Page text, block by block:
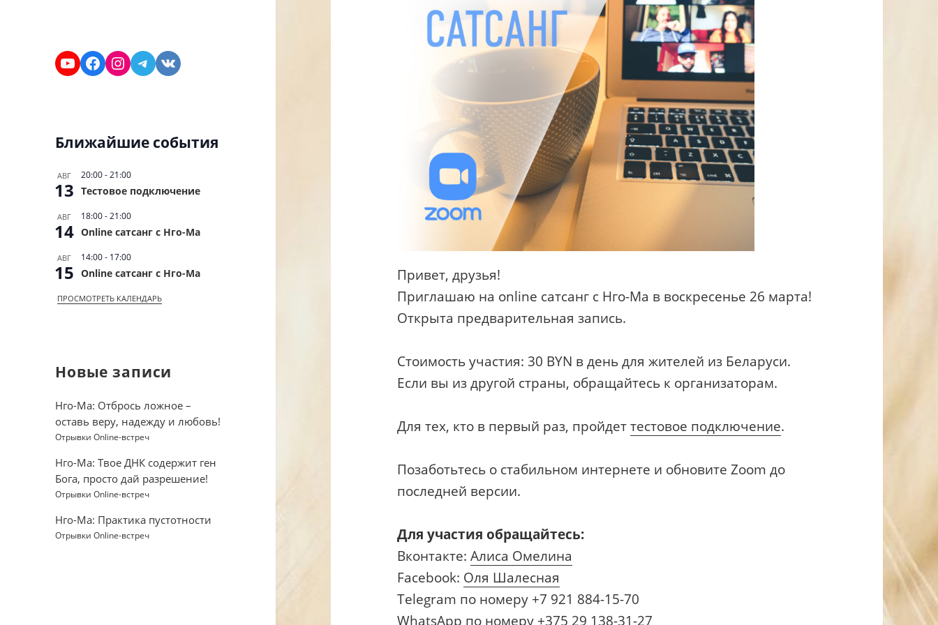
Facebook
Instagram
Telegram
VK
Ближайшие события
АВГ
13
20:00-21:00
Тестовое подключение
АВГ
14
18:00-21:00
Online сатсанг с Нго-Ма
АВГ
15
14:00- 17:00
Online сатсанг с Нго-Ма
ПРОСМОТРЕТЬ КАЛЕНДАРЬ
Новые записи
Нго-Ма: Отбрось ложное –
оставь веру, надежду и любовь!
Отрывки Online-встреч
Нго-Ма: Твое ДНК содержит ген
Бога, просто дай разрешение!
Отрывки Online-встреч
Нго-Ма: Практика пустотности
Отрывки Online-встреч
Привет, друзья!
Приглашаю на online сатсанг с Нго-Ма в воскресенье 26 марта!
Открыта предварительная запись.
Стоимость участия: 30 BYN в день для жителей из Беларуси.
Если вы из другой страны, обращайтесь к организаторам.
Для тех, кто в первый раз, пройдеттестовое подключение.
Позаботьтесь о стабильном интернете и обновите Zoom до
последней версии.
Для участия обращайтесь:
Вконтакте:Алиса Омелина
Facebook: Оля Шалесная
Telegram по номеру +7 921 884-15-70
WhatsApp по номеру +375 29 138-31-27